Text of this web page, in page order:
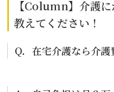
【Column】介護
教えてください！
Q．在宅介護なら介護